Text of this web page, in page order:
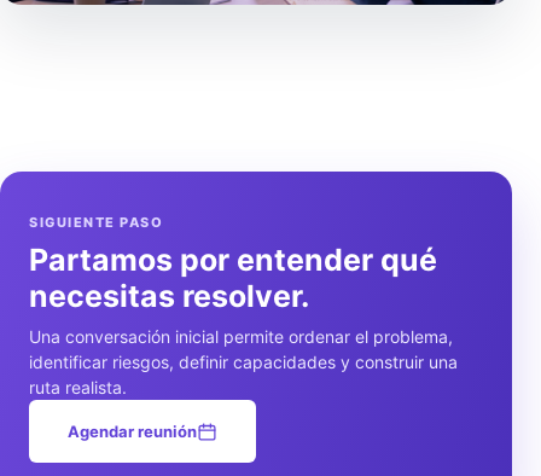
SIGUIENTE PASO
Partamos por entender qué
necesitas resolver.
Una conversación inicial permite ordenar el problema,
identificar riesgos, definir capacidades y construir una
ruta realista.
Agendar reunión